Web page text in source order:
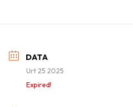
DATA
Urt 25 2025
Expired!